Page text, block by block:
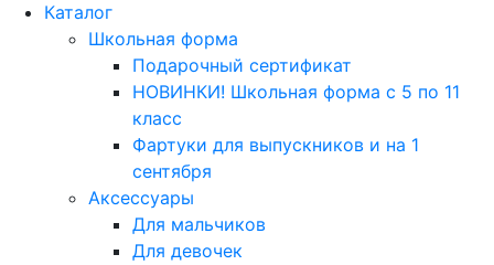
Каталог
Школьная форма
Подарочный сертификат
НОВИНКИ! Школьная форма с 5 по 11
класс
Фартуки для выпускников и на 1
сентября
Аксессуары
Для мальчиков
Для девочек